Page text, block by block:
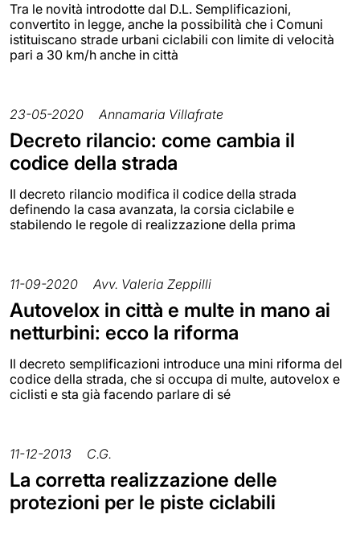
Tra le novità introdotte dal D.L. Semplificazioni,
convertito in legge, anche la possibilità che i Comuni
istituiscano strade urbani ciclabili con limite di velocità
pari a 30 km/h anche in città
23-05-2020 Annamaria Villafrate
Decreto rilancio: come cambia il
codice della strada
Il decreto rilancio modifica il codice della strada
definendo la casa avanzata, la corsia ciclabile e
stabilendo le regole di realizzazione della prima
11-09-2020 Avv. Valeria Zeppilli
Autovelox in città e multe in mano ai
netturbini: ecco la riforma
Il decreto semplificazioni introduce una mini riforma del
codice della strada, che si occupa di multe, autovelox e
ciclisti e sta già facendo parlare di sé
11-12-2013 C.G.
La corretta realizzazione delle
protezioni per le piste ciclabili